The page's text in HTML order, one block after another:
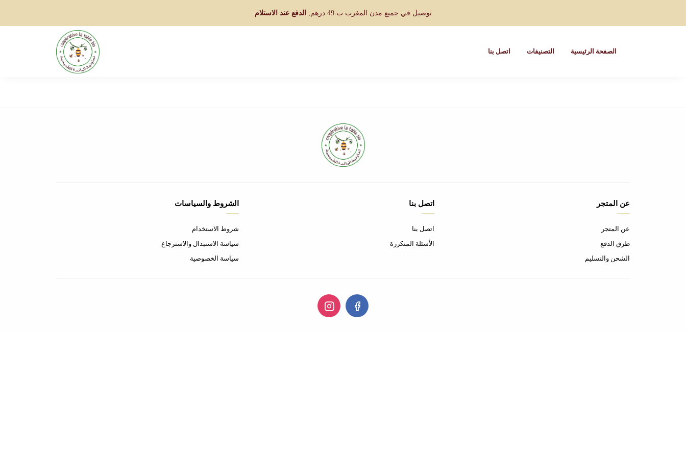
توصيل في جميع مدن المغرب ب 49 درهم, الدفع عند الاستلام
الصفحة الرئيسية التصنيفات اتصل بنا
عن المتجر
عن المتجر
طرق الدفع
الشحن والتسليم
اتصل بنا
اتصل بنا
الأسئلة المتكررة
الشروط والسياسات
شروط الاستخدام
سياسة الاستبدال والاسترجاع
سياسة الخصوصية